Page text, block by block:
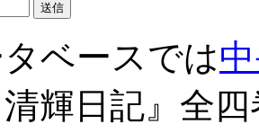
ベースでは
輝日記』全